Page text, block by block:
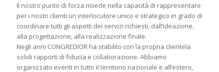
Il nostro punto di forza risiede nella capacità di rappresentare
per i nostri clienti un interlocutore unico e strategico in grado di
coordinare tutti gli aspetti dei servizi richiesti, dall’ideazione,
alla progettazione, alla realizzazione finale.
Negli anni CONGREDIOR ha stabilito con la propria clientela
solidi rapporti di fiducia e collaborazione. Abbiamo
organizzato eventi in tutto il territorio nazionale e all’estero,